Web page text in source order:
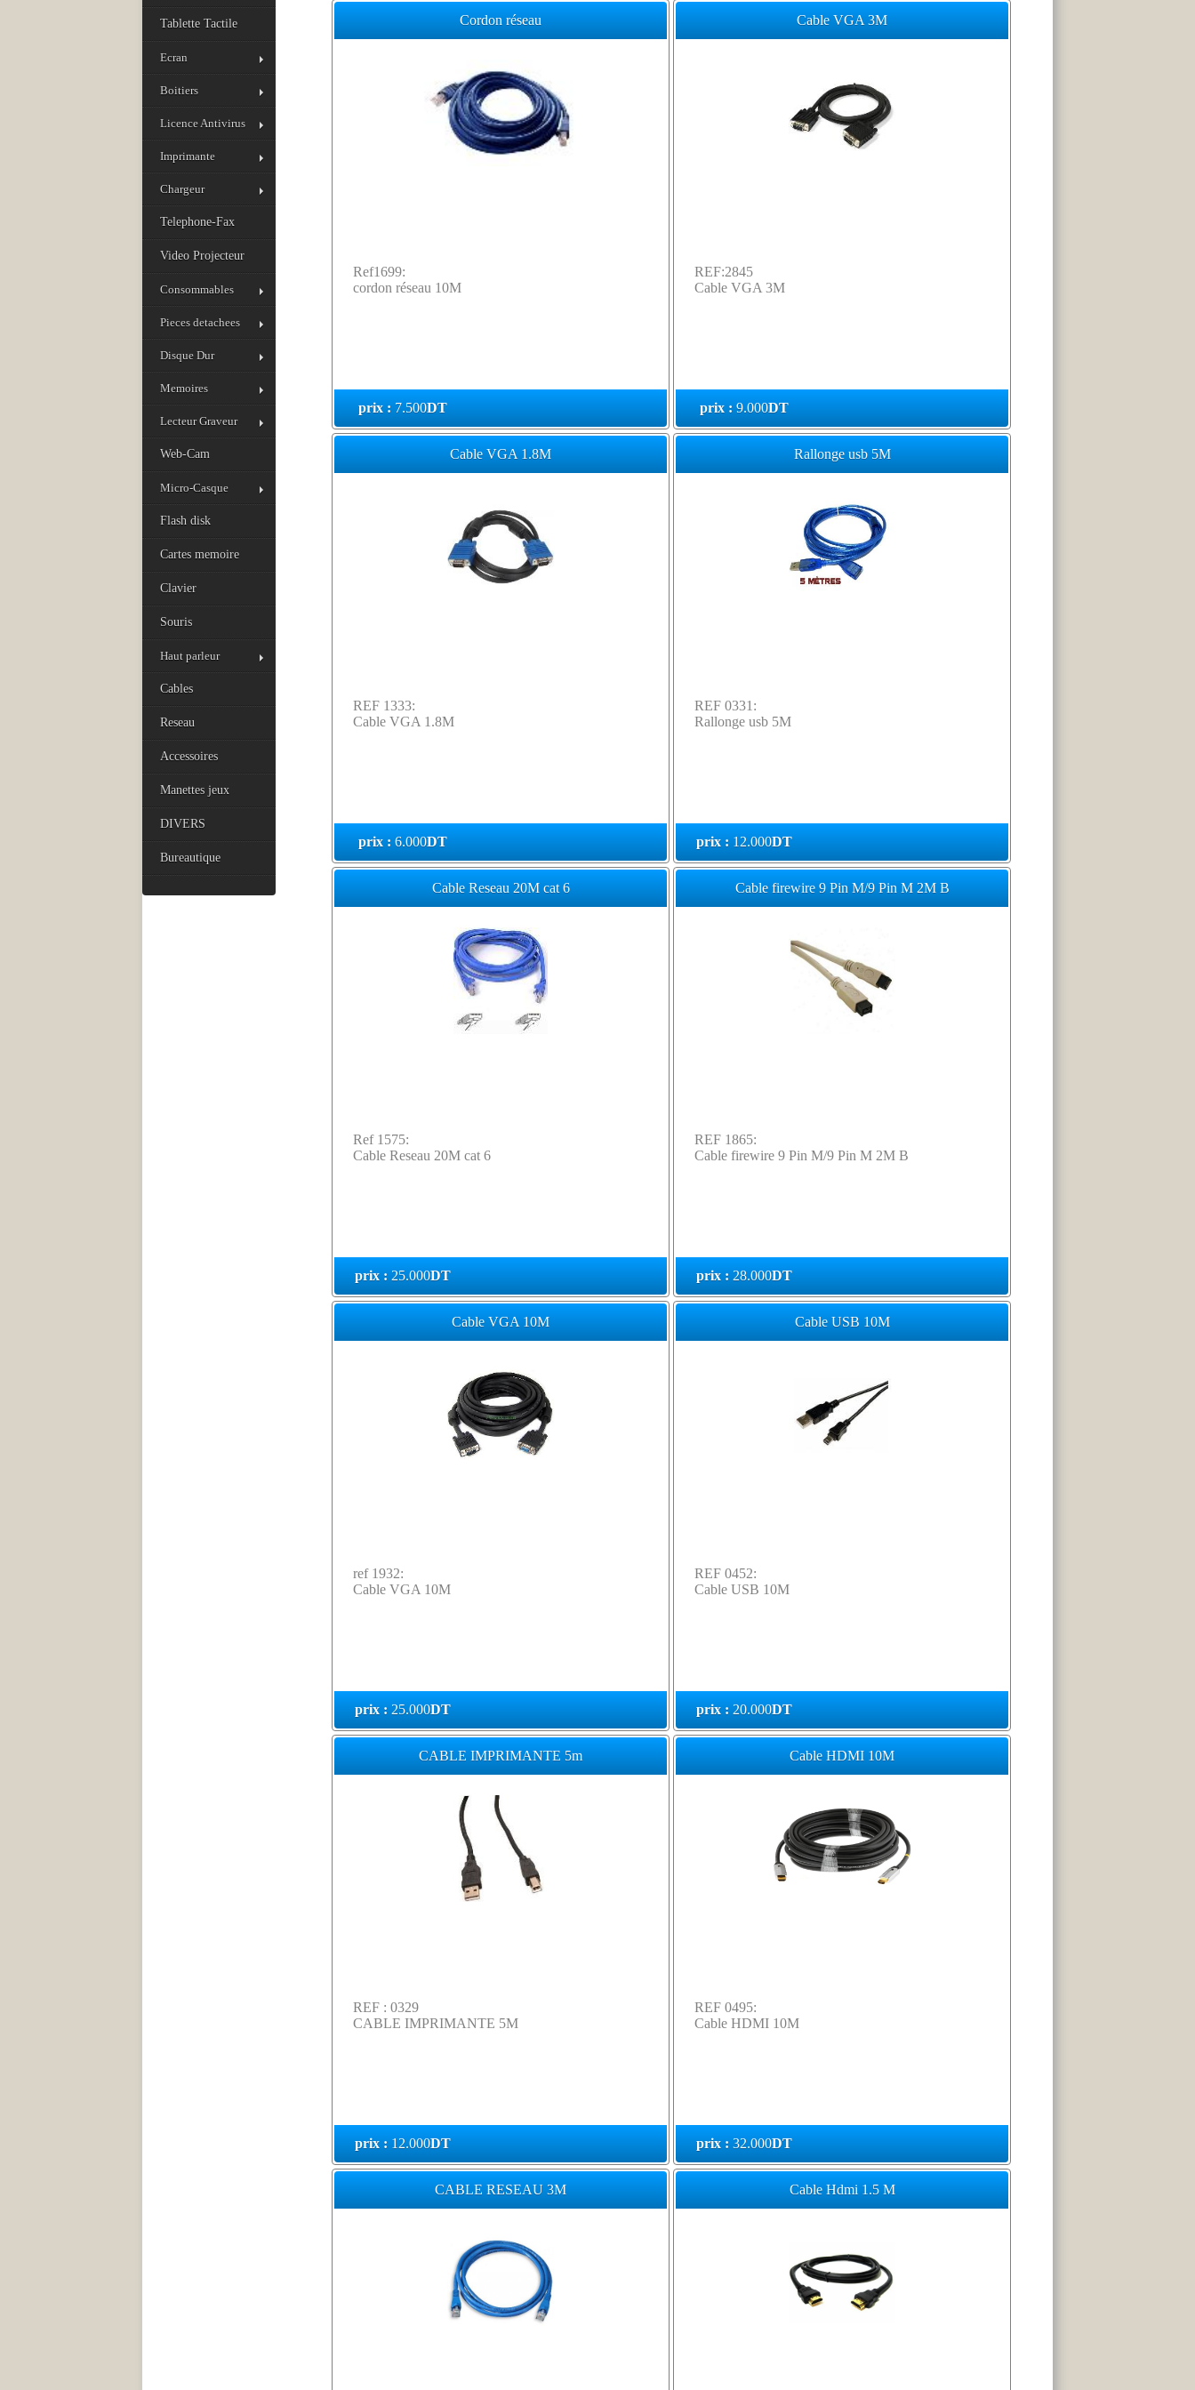
Tablette Tactile
Ecran
Boitiers
Licence Antivirus
Imprimante
Chargeur
Telephone-Fax
Video Projecteur
Consommables
Pieces detachees
Disque Dur
Memoires
Lecteur Graveur
Web-Cam
Micro-Casque
Flash disk
Cartes memoire
Clavier
Souris
Haut parleur
Cables
Reseau
Accessoires
Manettes jeux
DIVERS
Bureautique
Cordon réseau
Ref1699:
cordon réseau 10M
prix : 7.500DT
Cable VGA 3M
REF:2845
Cable VGA 3M
prix : 9.000DT
Cable VGA 1.8M
REF 1333:
Cable VGA 1.8M
prix : 6.000DT
Rallonge usb 5M
REF 0331:
Rallonge usb 5M
prix : 12.000DT
Cable Reseau 20M cat 6
Ref 1575:
Cable Reseau 20M cat 6
prix : 25.000DT
Cable firewire 9 Pin M/9 Pin M 2M B
REF 1865:
Cable firewire 9 Pin M/9 Pin M 2M B
prix : 28.000DT
Cable VGA 10M
ref 1932:
Cable VGA 10M
prix : 25.000DT
Cable USB 10M
REF 0452:
Cable USB 10M
prix : 20.000DT
CABLE IMPRIMANTE 5m
REF : 0329
CABLE IMPRIMANTE 5M
prix : 12.000DT
Cable HDMI 10M
REF 0495:
Cable HDMI 10M
prix : 32.000DT
CABLE RESEAU 3M Cable Hdmi 1.5 M